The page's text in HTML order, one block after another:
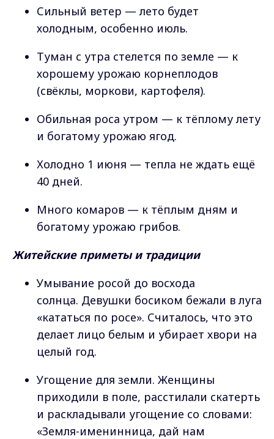
Сильный ветер — лето будет
холодным, особенно июль.
Туман с утра стелется по земле — к
хорошему урожаю корнеплодов
(свёклы, моркови, картофеля).
Обильная роса утром — к тёплому лету
и богатому урожаю ягод.
Холодно 1 июня — тепла не ждать ещё
40 дней.
Много комаров — к тёплым дням и
богатому урожаю грибов.
Житейские приметы и традиции
Умывание росой до восхода
солнца. Девушки босиком бежали в луга
«кататься по росе». Считалось, что это
делает лицо белым и убирает хвори на
целый год.
Угощение для земли. Женщины
приходили в поле, расстилали скатерть
и раскладывали угощение со словами:
«Земля-именинница, дай нам